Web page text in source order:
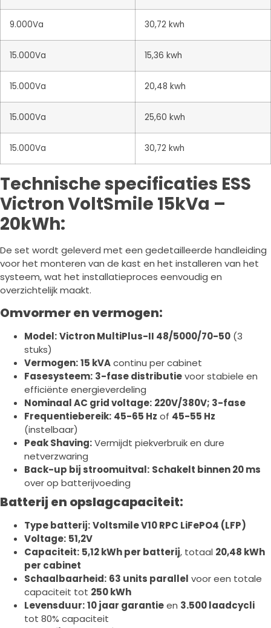
9.000Va 30,72 kwh
15.000Va 15,36 kwh
15.000Va 20,48 kwh
15.000Va 25,60 kwh
15.000Va 30,72 kwh
Technische specificaties ESS
Victron VoltSmile 15kVa –
20kWh:
De set wordt geleverd met een gedetailleerde handleiding
voor het monteren van de kast en het installeren van het
systeem, wat het installatieproces eenvoudig en
overzichtelijk maakt.
Omvormer en vermogen:
Model:Victron MultiPlus-II 48/5000/70-50 (3
stuks)
Vermogen:15 kVAcontinu per cabinet
Fasesysteem: 3-fase distributievoor stabiele en
efficiënte energieverdeling
Nominaal AC grid voltage: 220V/380V; 3-fase
Frequentiebereik: 45-65 Hz of 45-55 Hz
(instelbaar)
Peak Shaving:Vermijdt piekverbruik en dure
netverzwaring
Back-up bij stroomuitval: Schakelt binnen 20 ms
over op batterijvoeding
Batterij en opslagcapaciteit:
Type batterij:Voltsmile V10 RPC LiFePO4 (LFP)
Voltage: 51,2V
Capaciteit: 5,12 kWh per batterij, totaal 20,48 kWh
per cabinet
Schaalbaarheid: 63 units parallel voor een totale
capaciteit tot 250 kWh
Levensduur:10 jaar garantieen 3.500 laadcycli
tot 80% capaciteit